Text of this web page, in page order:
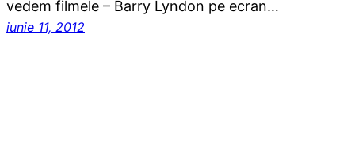
vedem filmele – Barry Lyndon pe ecran…
iunie 11, 2012